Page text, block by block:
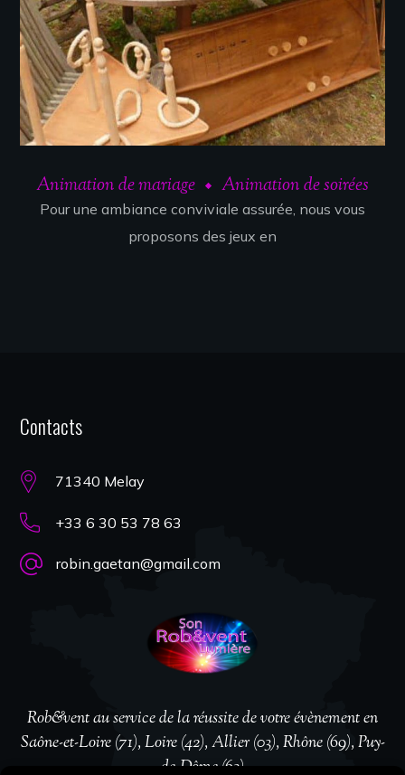
Animation de mariage Animation de soirées
Pour une ambiance conviviale assurée, nous vous
proposons des jeux en
Contacts
71340 Melay
+33 6 30 53 78 63
robin.gaetan@gmail.com
Rob&vent au service de la réussite de votre évènement en
Saône-et-Loire (71), Loire (42), Allier (03), Rhône (69), Puy-
de-Dôme (63)